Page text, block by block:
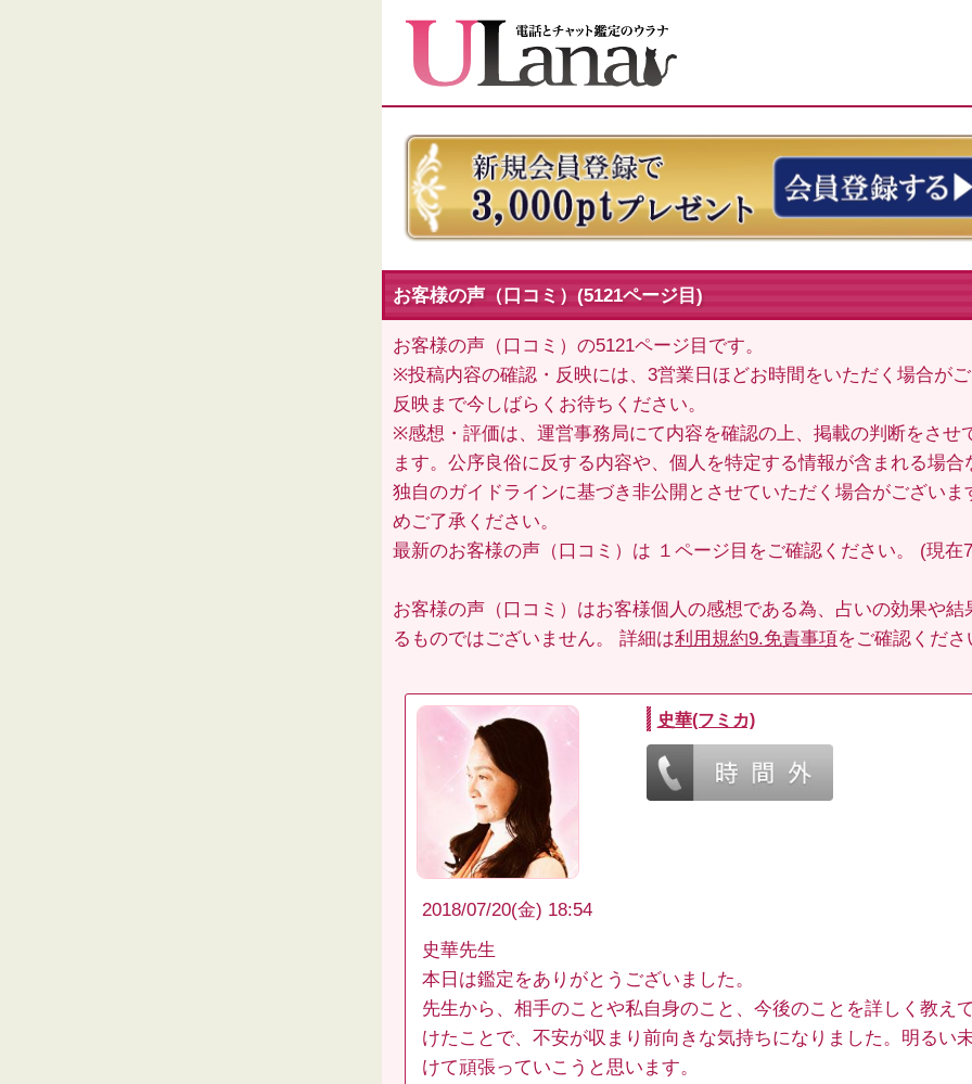
お客様の声（口コミ）(5121ページ目)
お客様の声（口コミ）の5121ページ目です。
※投稿内容の確認・反映には、3営業日ほどお時間をいただく場合が
反映まで今しばらくお待ちください。
※感想・評価は、運営事務局にて内容を確認の上、掲載の判断をさせ
ます。公序良俗に反する内容や、個人を特定する情報が含まれる場合
独自のガイドラインに基づき非公開とさせていただく場合がございま
めご了承ください。
最新のお客様の声（口コミ）は １ページ目 をご確認ください。 (現在
お客様の声（口コミ）はお客様個人の感想である為、占いの効果や結
るものではございません。 詳細は利用規約9.免責事項をご確認くださ
史華(フミカ)
2018/07/20(金) 18:54
史華先生
本日は鑑定をありがとうございました。
先生から、相手のことや私自身のこと、今後のことを詳しく教え
けたことで、不安が収まり前向きな気持ちになりました。明るい
けて頑張っていこうと思います。